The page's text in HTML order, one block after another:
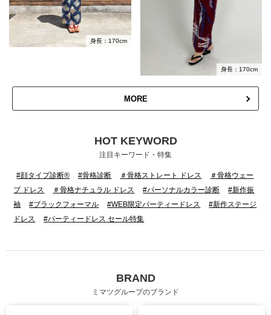
身長：170cm
身長：170cm
MORE
HOT KEYWORD
注目キーワード・特集
#顔タイプ診断® #骨格診断 ＃骨格ストレート ドレス
＃骨格ウェー
ブ ドレス
＃骨格ナチュラル ドレス #パーソナルカラー診断
#新作振
袖
#ブラックフォーマル #WEB限定パーティードレス
#新作ステージ
ドレス
#パーティードレス セール特集
BRAND
ミマツグループのブランド